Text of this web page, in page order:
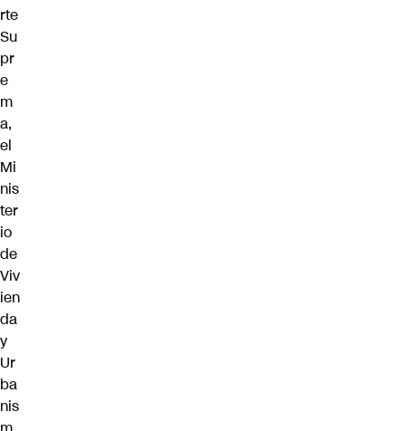
rte
Su
pr
e
m
a,
el
Mi
nis
ter
io
de
Viv
ien
da
y
Ur
ba
nis